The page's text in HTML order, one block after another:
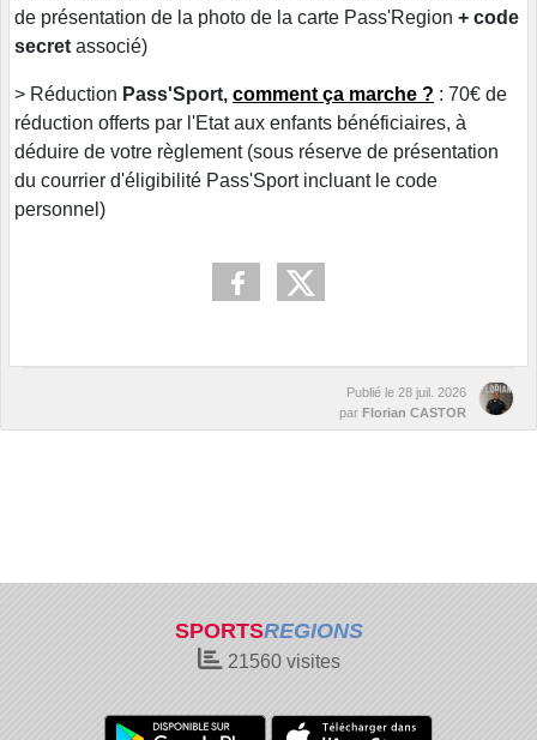
de présentation de la photo de la carte Pass'Region + code
secret associé)
> Réduction Pass'Sport, comment ça marche ? : 70€ de
réduction offerts par l'Etat aux enfants bénéficiaires, à
déduire de votre règlement (sous réserve de présentation
du courrier d'éligibilité Pass'Sport incluant le code
personnel)
Publié le 28 juil. 2026
par Florian CASTOR
SPORTSREGIONS
21560visites